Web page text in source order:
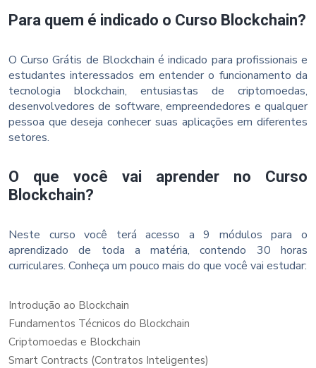
Para quem é indicado o Curso Blockchain?
O Curso Grátis de Blockchain é indicado para profissionais e
estudantes interessados em entender o funcionamento da
tecnologia blockchain, entusiastas de criptomoedas,
desenvolvedores de software, empreendedores e qualquer
pessoa que deseja conhecer suas aplicações em diferentes
setores.
O que você vai aprender no Curso
Blockchain?
Neste curso você terá acesso a 9 módulos para o
aprendizado de toda a matéria, contendo 30 horas
curriculares. Conheça um pouco mais do que você vai estudar:
Introdução ao Blockchain
Fundamentos Técnicos do Blockchain
Criptomoedas e Blockchain
Smart Contracts (Contratos Inteligentes)